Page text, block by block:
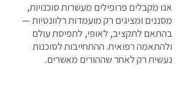
אנו מקבלים פרופילים מעשרות סוכנויות,
מסננים ומציגים רק מועמדות רלוונטיות —
בהתאם לתקציב, לאופי, לתפיסת עולם
ולהתאמה רפואית. ההתחייבות לסוכנות
נעשית רק לאחר שההורים מאשרים.